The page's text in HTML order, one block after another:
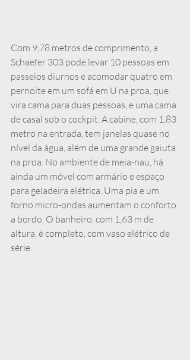
Com 9,78 metros de comprimento, a
Schaefer 303 pode levar 10 pessoas em
passeios diurnos e acomodar quatro em
pernoite em um sofá em U na proa, que
vira cama para duas pessoas, e uma cama
de casal sob o cockpit. A cabine, com 1,83
metro na entrada, tem janelas quase no
nível da água, além de uma grande gaiuta
na proa. No ambiente de meia-nau, há
ainda um móvel com armário e espaço
para geladeira elétrica. Uma pia e um
forno micro-ondas aumentam o conforto
a bordo. O banheiro, com 1,63 m de
altura, é completo, com vaso elétrico de
série.